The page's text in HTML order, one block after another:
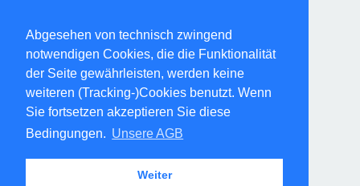
Abgesehen von technisch zwingend
notwendigen Cookies, die die Funktionalität
der Seite gewährleisten, werden keine
weiteren (Tracking-)Cookies benutzt. Wenn
Sie fortsetzen akzeptieren Sie diese
Bedingungen. Unsere AGB
Weiter